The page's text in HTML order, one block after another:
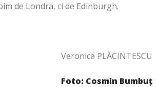
de Londra, ci de Edinburgh.
Veronica PLĂCINTESCU
Foto: Cosmin Bumbuţ